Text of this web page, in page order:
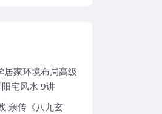
居家环境布局高级
宅风水 9讲
亲传《八九玄